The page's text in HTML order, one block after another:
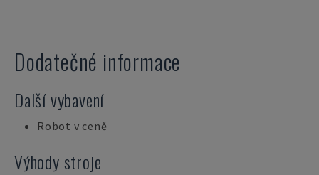
Dodatečné informace
Další vybavení
Robot v ceně
Výhody stroje